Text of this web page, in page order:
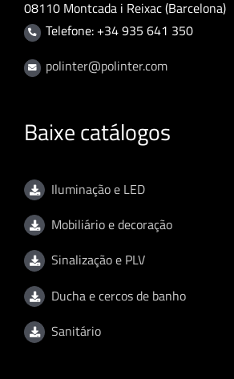
08110 Montcada i Reixac (Barcelona)
Telefone: +34 935 641 350
polinter@polinter.com
Baixe catálogos
Iluminação e LED
Mobiliário e decoração
Sinalização e PLV
Ducha e cercos de banho
Sanitário